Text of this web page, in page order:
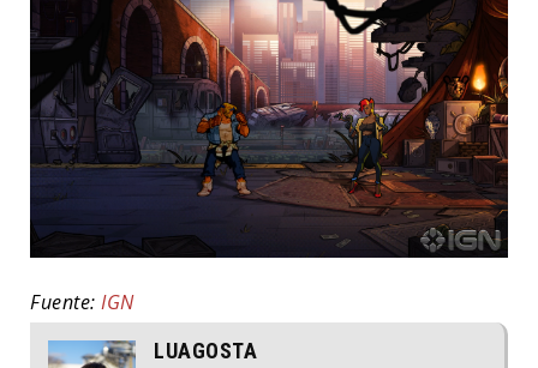
Fuente: IGN
LUAGOSTA